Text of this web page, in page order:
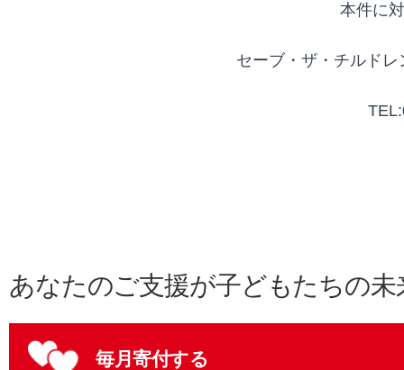
本件に
セーブ・ザ・チルド
あなたのご支援が子どもたちの
毎月寄付する